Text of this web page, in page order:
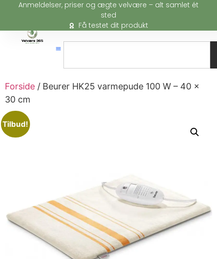
Anmeldelser, priser og ægte velvære – alt samlet ét
sted
Få testet dit produkt
Forside / Beurer HK25 varmepude 100 W – 40 ×
30 cm
Tilbud!